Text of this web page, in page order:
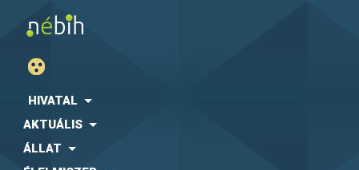
HIVATAL
AKTUÁLIS
ÁLLAT